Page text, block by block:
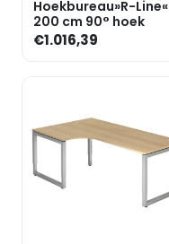
Hoekbureau»R-Line«
200 cm 90° hoek
€1.016,39